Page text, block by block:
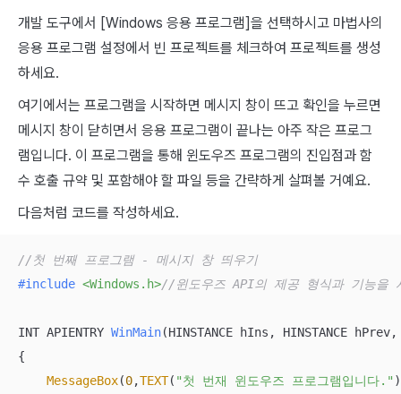
개발 도구에서 [Windows 응용 프로그램]을 선택하시고 마법사의
응용 프로그램 설정에서 빈 프로젝트를 체크하여 프로젝트를 생성
하세요.
여기에서는 프로그램을 시작하면 메시지 창이 뜨고 확인을 누르면
메시지 창이 닫히면서 응용 프로그램이 끝나는 아주 작은 프로그
램입니다. 이 프로그램을 통해 윈도우즈 프로그램의 진입점과 함
수 호출 규약 및 포함해야 할 파일 등을 간략하게 살펴볼 거예요.
다음처럼 코드를 작성하세요.
//첫 번째 프로그램 - 메시지 창 띄우기
#include <Windows.h>//윈도우즈 API의 제공 형식과 기능을
INT APIENTRY WinMain(HINSTANCE hIns, HINSTANCE
{
MessageBox(0,TEXT( "첫 번재 윈도우즈 프로그램입니다."